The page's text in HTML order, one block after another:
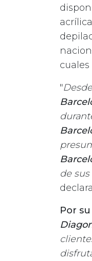
"Desde
de
Por